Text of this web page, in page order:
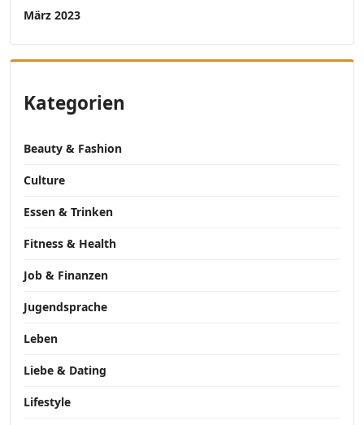
März 2023
Kategorien
Beauty & Fashion
Culture
Essen & Trinken
Fitness & Health
Job & Finanzen
Jugendsprache
Leben
Liebe & Dating
Lifestyle